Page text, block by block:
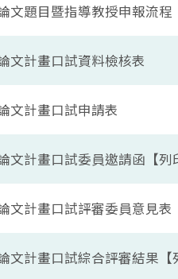
文題目暨指導教授申報流程
文計畫口試資料檢核表
文計畫口試申請表
文計畫口試委員邀請函【列
文計畫口試評審委員意見表
文計畫口試綜合評審結果【